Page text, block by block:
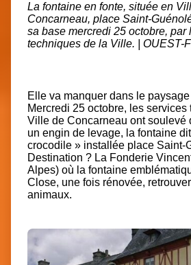
La fontaine en fonte, située en
Concarneau, place Saint-
sa base mercredi 25 octobre, par
techniques de la Ville. | OUEST-
Elle va manquer dans le
Mercredi 25 octobre, les
Ville de Concarneau ont soulevé
un engin de levage, la fontaine
crocodile » installée place Saint-
Destination ? La Fonderie
Alpes) où la fontaine
Close, une fois rénovée,
animaux.